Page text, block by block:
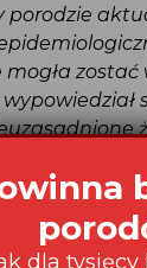
porodzie
mz-rpo-
zajął